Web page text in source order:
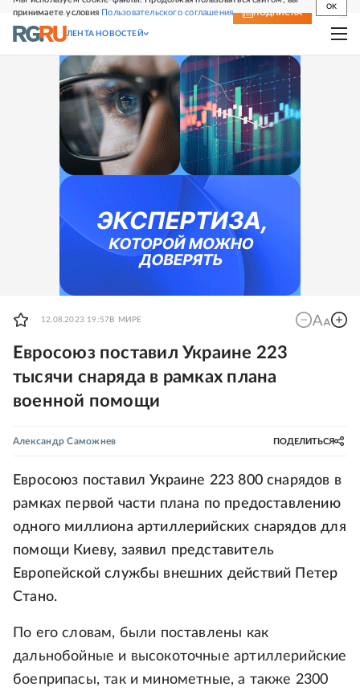
принимаете условия Пользовательского соглашения
OK
СВЕЖИЙ НОМЕР ПОДПИСКА
ЛЕНТА НОВОСТЕЙ
12.08.2023 19:57 В МИРЕ
Евросоюз поставил Украине 223
тысячи снаряда в рамках плана
военной помощи
Александр Саможнев ПОДЕЛИТЬСЯ
Евросоюз поставил Украине 223 800 снарядов в
рамках первой части плана по предоставлению
одного миллиона артиллерийских снарядов для
помощи Киеву, заявил представитель
Европейской службы внешних действий Петер
Стано.
По его словам, были поставлены как
дальнобойные и высокоточные артиллерийские
боеприпасы, так и минометные, а также 2300